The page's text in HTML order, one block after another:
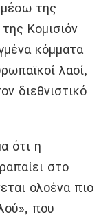
της
Κομισιόν
κόμματα
λαοί,
διεθνιστικό
ότι η
στο
ολοένα πιο
που